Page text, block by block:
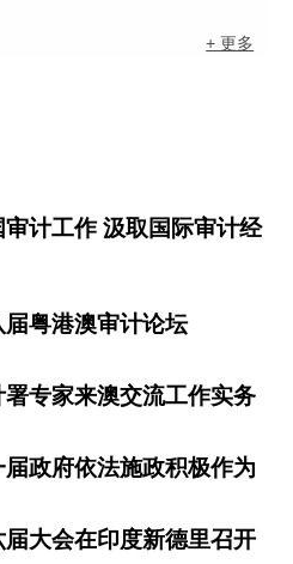
+ 更多
计工作 汲取国际审计经
粤港澳审计论坛
专家来澳交流工作实务
政府依法施政积极作为
大会在印度新德里召开